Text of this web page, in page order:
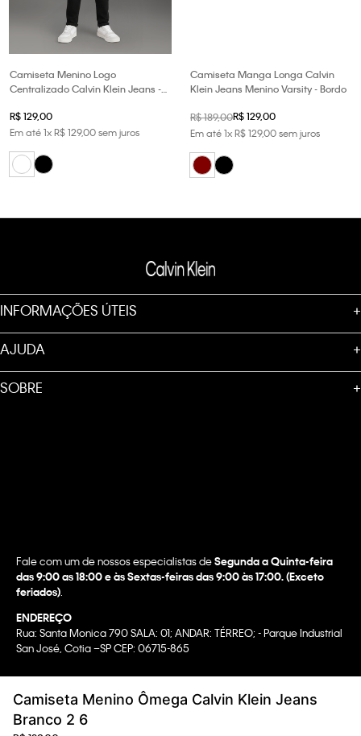
Camiseta Menino Ômega Calvin Klein Jeans
Branco 2 6
Camiseta Menino Logo
Centralizado Calvin Klein Jeans -
R$129,00
Em até1xR$129,00sem juros
Camiseta Manga Longa Calvin
Klein Jeans Menino Varsity - Bordo
R$189,00R$129,00
Em até1xR$129,00sem juros
INFORMAÇÕES ÚTEIS +
AJUDA +
SOBRE +
Fale com um de nossos especialistas deSegunda a Quinta-feira
das 9:00 as 18:00 e às Sextas-feiras das 9:00 às 17:00. (Exceto
feriados)
ENDEREÇO
Rua: Santa Monica 790 SALA: 01; ANDAR: TÉRREO; - Parque Industrial
San José, Cotia –SP CEP: 06715-865
Copyright @2022 Calvin Klein. All rights reserved.
WBR INDUSTRIA E COMERCIO DE VESTUARIO LTDA.
CNPJ 07.296.319/0058-90